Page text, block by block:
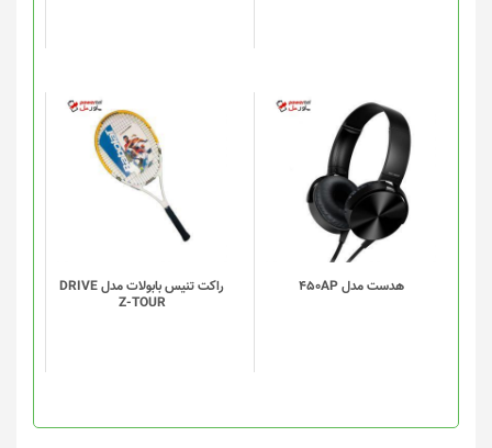
محصول
انتخاب
شوند
محصول
انتخاب
شوند
هدست مدل 450AP
راکت تنیس بابولات مدل DRIVE
Z-TOUR